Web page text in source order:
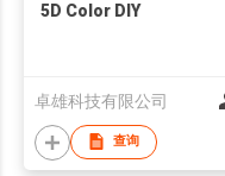
5D Color DIY
卓雄科技有限公司
查询